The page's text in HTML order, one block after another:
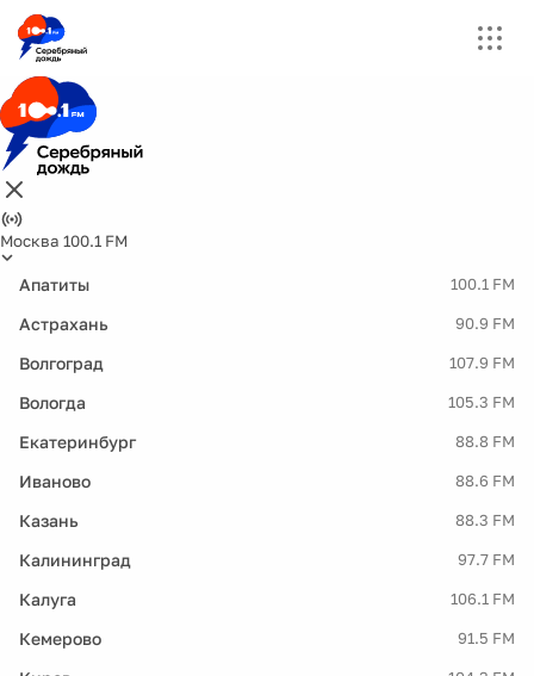
Москва 100.1 FM
Апатиты 100.1 FM
Астрахань 90.9 FM
Волгоград 107.9 FM
Вологда 105.3 FM
Екатеринбург 88.8 FM
Иваново 88.6 FM
Казань 88.3 FM
Калининград 97.7 FM
Калуга 106.1 FM
Кемерово 91.5 FM